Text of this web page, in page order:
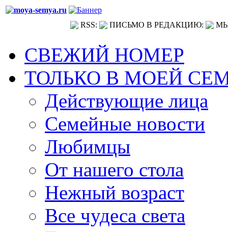
RSS: ПИСЬМО В РЕДАКЦИЮ:
СВЕЖИЙ НОМЕР
ТОЛЬКО В МОЕЙ
Действующие лица
Семейные новости
Любимцы
От нашего стола
Нежный возраст
Все чудеса света